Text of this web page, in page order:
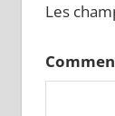
Les